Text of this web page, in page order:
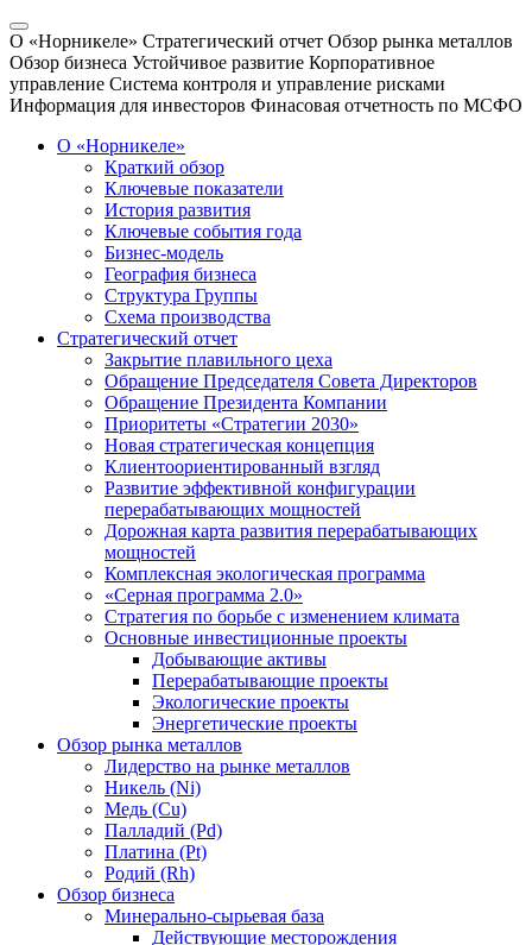
О «Норникеле» Стратегический отчет Обзор рынка металлов
Обзор бизнеса Устойчивое развитие Корпоративное
управление Система контроля и управление рисками
Информация для инвесторов Финасовая отчетность по МСФО
О «Норникеле»
Краткий обзор
Ключевые показатели
История развития
Ключевые события года
Бизнес-модель
География бизнеса
Структура Группы
Схема производства
Стратегический отчет
Закрытие плавильного цеха
Обращение Председателя Совета Директоров
Обращение Президента Компании
Приоритеты «Стратегии 2030»
Новая стратегическая концепция
Клиентоориентированный взгляд
Развитие эффективной конфигурации
перерабатывающих мощностей
Дорожная карта развития перерабатывающих
мощностей
Комплексная экологическая программа
«Серная программа 2.0»
Стратегия по борьбе с изменением климата
Основные инвестиционные проекты
Добывающие активы
Перерабатывающие проекты
Экологические проекты
Энергетические проекты
Обзор рынка металлов
Лидерство на рынке металлов
Никель (Ni)
Медь (Cu)
Палладий (Pd)
Платина (Pt)
Родий (Rh)
Обзор бизнеса
Минерально-сырьевая база
Действующие месторождения